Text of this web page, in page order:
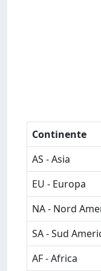
Continente
AS - Asia
EU - Europa
NA - Nord
SA - Sud
AF - Africa